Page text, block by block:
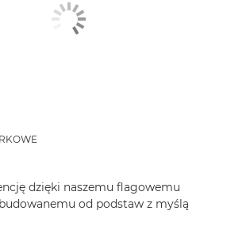
dzięki naszemu flagowemu
od podstaw z myślą